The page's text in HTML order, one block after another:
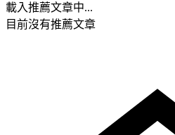
載入推薦文章中...
目前沒有推薦文章